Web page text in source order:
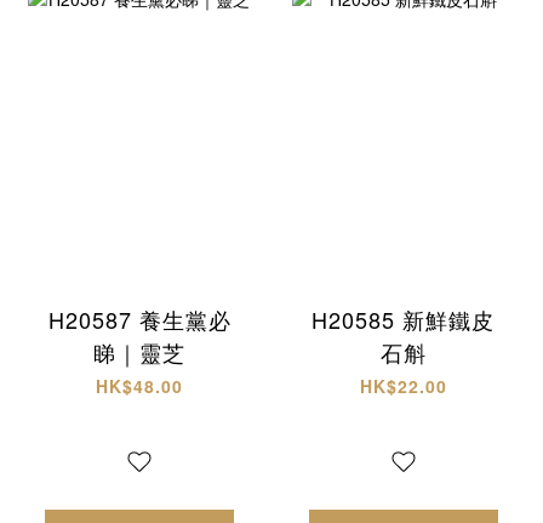
H20587 養生黨必
睇｜靈芝
HK$48.00
H20585 新鮮鐵皮
石斛
HK$22.00